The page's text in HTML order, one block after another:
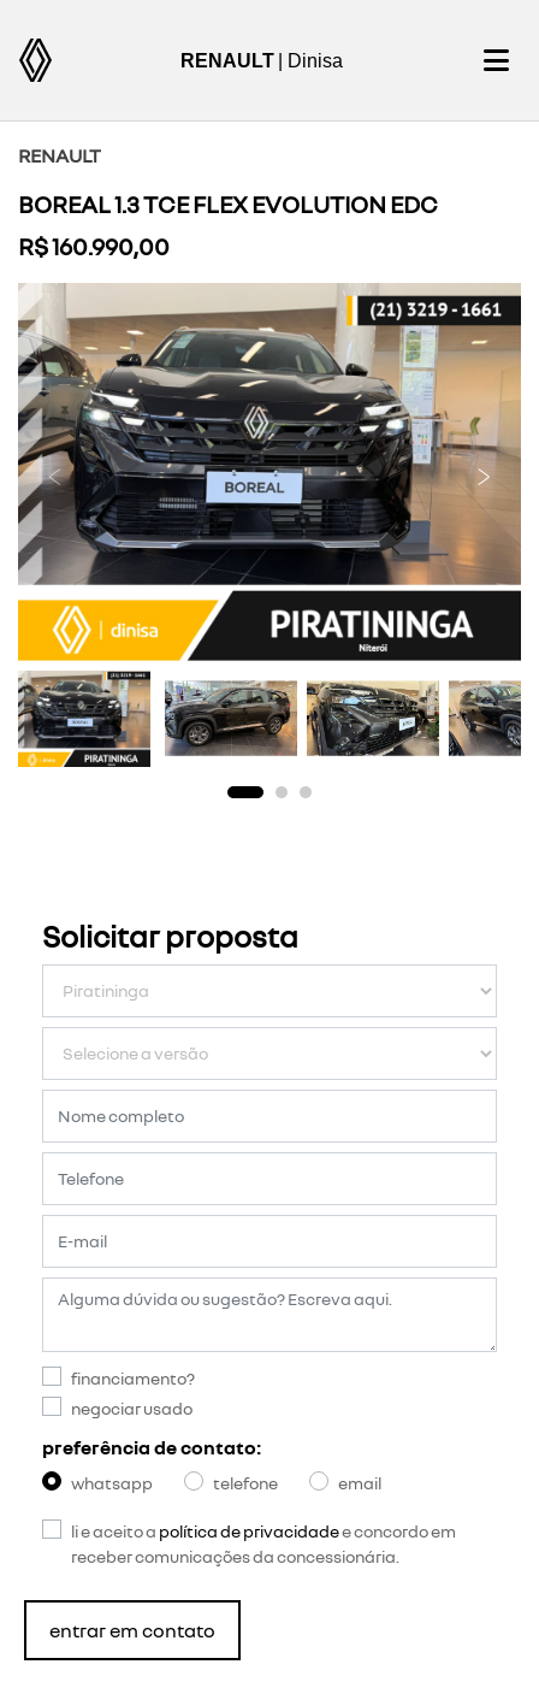
RENAULT | Dinisa
RENAULT
BOREAL 1.3 TCE FLEX EVOLUTION EDC
R$ 160.990,00
Previous Next
Solicitar proposta
financiamento?
negociar usado
preferência de contato:
whatsapp telefone email
li e aceito a política de privacidadee concordo em
receber comunicações da concessionária.
entrar em contato